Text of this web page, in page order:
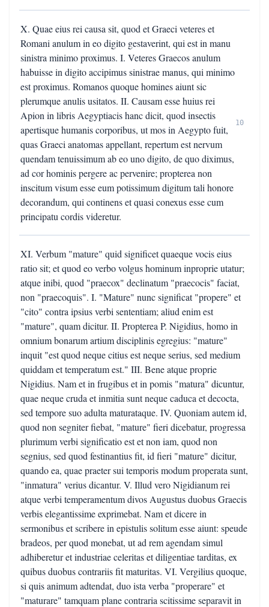
X. Quae eius rei causa sit, quod et Graeci veteres et
Romani anulum in eo digito gestaverint, qui est in manu
sinistra minimo proximus. I. Veteres Graecos anulum
habuisse in digito accipimus sinistrae manus, qui minimo
est proximus. Romanos quoque homines aiunt sic
plerumque anulis usitatos. II. Causam esse huius rei
Apion in libris Aegyptiacis hanc dicit, quod insectis
apertisque humanis corporibus, ut mos in Aegypto fuit,
quas Graeci anatomas appellant, repertum est nervum
quendam tenuissimum ab eo uno digito, de quo diximus,
ad cor hominis pergere ac pervenire; propterea non
inscitum visum esse eum potissimum digitum tali honore
decorandum, qui continens et quasi conexus esse cum
principatu cordis videretur.
10
XI. Verbum "mature" quid significet quaeque vocis eius
ratio sit; et quod eo verbo volgus hominum inproprie utatur;
atque inibi, quod "praecox" declinatum "praecocis" faciat,
non "praecoquis". I. "Mature" nunc significat "propere" et
"cito" contra ipsius verbi sententiam; aliud enim est
"mature", quam dicitur. II. Propterea P. Nigidius, homo in
omnium bonarum artium disciplinis egregius: "mature"
inquit "est quod neque citius est neque serius, sed medium
quiddam et temperatum est." III. Bene atque proprie
Nigidius. Nam et in frugibus et in pomis "matura" dicuntur,
quae neque cruda et inmitia sunt neque caduca et decocta,
sed tempore suo adulta maturataque. IV. Quoniam autem id,
quod non segniter fiebat, "mature" fieri dicebatur, progressa
plurimum verbi significatio est et non iam, quod non
segnius, sed quod festinantius fit, id fieri "mature" dicitur,
quando ea, quae praeter sui temporis modum properata sunt,
"inmatura" verius dicantur. V. Illud vero Nigidianum rei
atque verbi temperamentum divos Augustus duobus Graecis
verbis elegantissime exprimebat. Nam et dicere in
sermonibus et scribere in epistulis solitum esse aiunt: speude
bradeos, per quod monebat, ut ad rem agendam simul
adhiberetur et industriae celeritas et diligentiae tarditas, ex
quibus duobus contrariis fit maturitas. VI. Vergilius quoque,
si quis animum adtendat, duo ista verba "properare" et
"maturare" tamquam plane contraria scitissime separavit in